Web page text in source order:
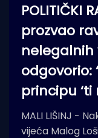
POLITIČKI
prozvao
nelegalnih
odgovorio:
principu ‘ti
MALI LIŠINJ -
vijeća Malog